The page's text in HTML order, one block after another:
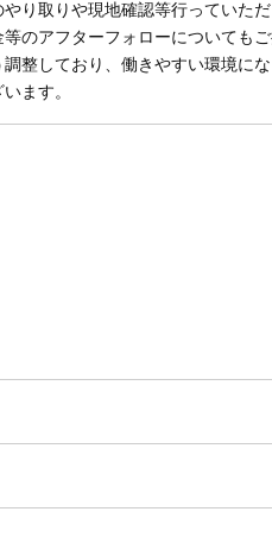
り取りや現地確認等行っていただ
のアフターフォローについてもご
整しており、働きやすい環境にな
ます。